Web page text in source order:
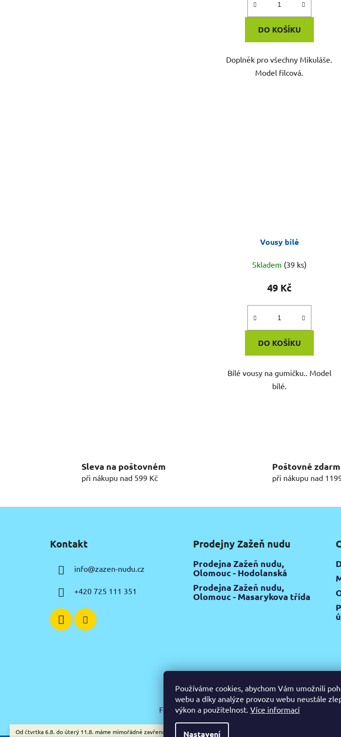
Používáme cookies, abychom Vám umožnili
webu a díky analýze provozu webu neustále
výkon a použitelnost. Více informací
Nastavení
Od čtvrtka 6.8. do úterý 11.8. máme mimořádně zavřeno. Nespěcháte? Využijte
DO KOŠÍKU
Doplněk pro všechny Mikuláše.
Model filcová.
Vousy bílé
Skladem (39 ks)
49 Kč
DO KOŠÍKU
Bílé vousy na gumičku.. Model
bílé.
Sleva na poštovném
při nákupu nad 599 Kč
Poštovné
při nákupu nad
Kontakt
info@zazen-nudu.cz
+420 725 111 351
Prodejny Zažeň nudu
Prodejna Zažeň nudu,
Olomouc - Hodolanská
Prodejna Zažeň nudu,
Olomouc - Masarykova třída
Facebook Instagram Pinterest YouTube